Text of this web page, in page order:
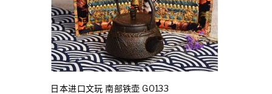
日本进口文玩 南部铁壶 G0133